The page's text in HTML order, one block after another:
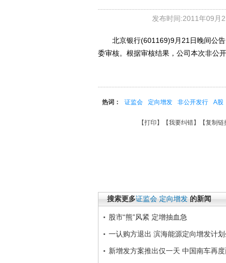
发布时间:2011年09月
北京银行(601169)9月21日晚间公告
委审核。根据审核结果，公司本次非公
热词： 证监会 定向增发 非公开发行 A股
【打印 】【我要纠错】【复制链
搜索更多证监会 定向增发 的新闻
股市“熊”风紧 定增抽血急
一认购方退出 滨海能源定向增发计
新增发方案推出仅一天 中国南车再